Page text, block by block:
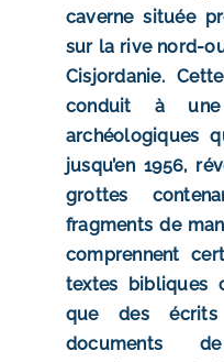
caverne située
sur la rive nord-
Cisjordanie.
conduit à une
archéologiques
jusqu’en 1956,
grottes
fragments de
comprennent
textes bibliques
que des
documents